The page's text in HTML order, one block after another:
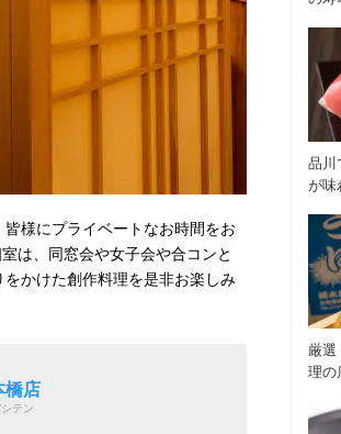
様にプライベートなお時間をお
は、同窓会や女子会や合コンと
かけた創作料理を是非お楽しみ
橋店
テン
品川
が味
厳選
理の